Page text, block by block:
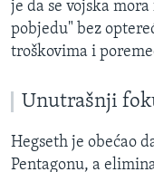
je da se vojska
pobjedu" bez
troškovima i
Unutrašnji
Hegseth je obećao
Pentagonu, a